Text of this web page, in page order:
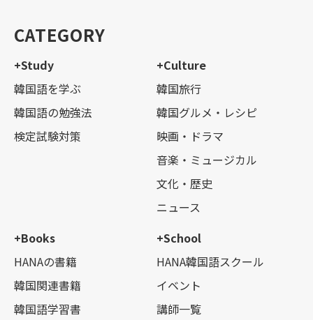
CATEGORY
+Study
韓国語を学ぶ
韓国語の勉強法
検定試験対策
+Culture
韓国旅行
韓国グルメ・レシピ
映画・ドラマ
音楽・ミュージカル
文化・歴史
ニュース
+Books
HANAの書籍
韓国関連書籍
韓国語学習書
+School
HANA韓国語スクール
イベント
講師一覧